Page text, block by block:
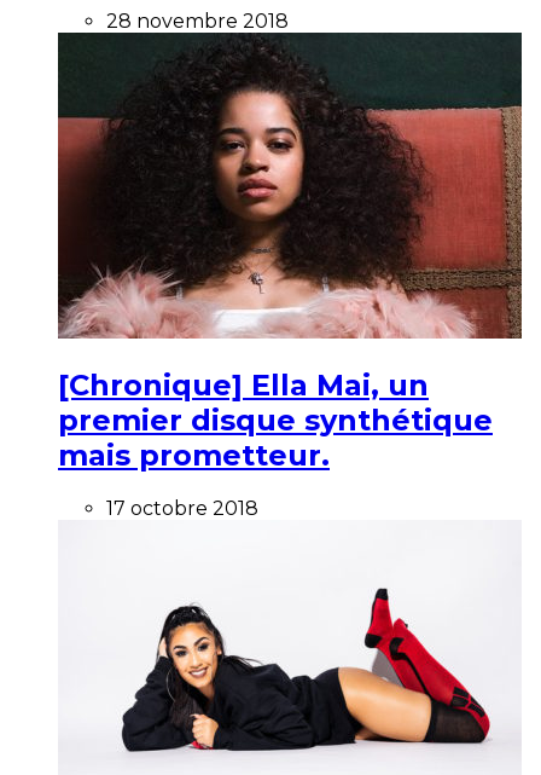
28 novembre 2018
[Chronique] Ella Mai, un
premier disque synthétique
mais prometteur.
17 octobre 2018